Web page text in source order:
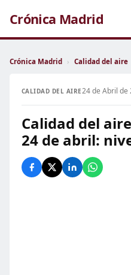
Crónica Madrid
Crónica Madrid › Calidad del aire
CALIDAD DEL AIRE24 de Abril de
Calidad del
24 de abril: